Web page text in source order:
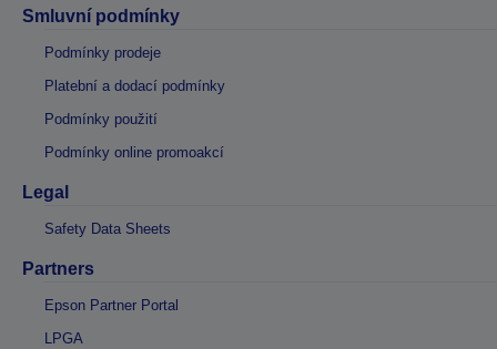
Smluvní podmínky
Podmínky prodeje
Platební a dodací podmínky
Podmínky použití
Podmínky online promoakcí
Legal
Safety Data Sheets
Partners
Epson Partner Portal
LPGA